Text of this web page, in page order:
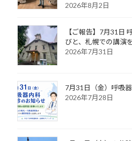
2026年8月2日
【ご報告】7月31日
びと、札幌での講演
2026年7月31日
7月31日（金）呼吸
2026年7月28日